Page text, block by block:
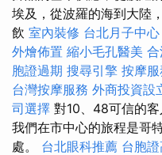
埃及，從波羅的海到大陸
飲 室內裝修 台北月子中心
外燴佈置 縮小毛孔醫美
胞證過期 搜尋引擎 按摩
台灣按摩服務 外商投資設
司選擇 對10、48可信的客
我們在市中心的旅程是哥
處。 台北眼科推薦 台胞